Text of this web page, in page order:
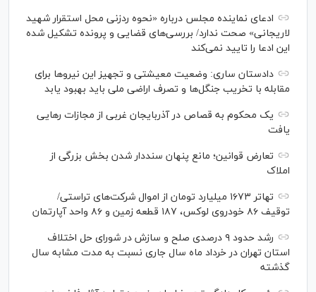
ادعای نماینده مجلس درباره «نحوه ردزنی محل استقرار شهید
لاریجانی» صحت ندارد/ بررسی‌های قضایی و پرونده تشکیل شده
این ادعا را تایید نمی‌کند
دادستان ساری: وضعیت معیشتی و تجهیز این نیرو‌ها برای
مقابله با تخریب جنگل‌ها و تصرف اراضی ملی باید بهبود یابد
یک محکوم به قصاص در آذربایجان‌ غربی از مجازات رهایی
یافت
تعارض قوانین؛ مانع پنهان سنددار شدن بخش بزرگی از
املاک
تهاتر ۱۶۷۳ میلیارد تومان از اموال شرکت‌های تراستی/
توقیف ۸۶ خودروی لوکس، ۱۸۷ قطعه زمین و ۸۶ واحد آپارتمان
رشد حدود ۹ درصدی صلح و سازش در شورای حل اختلاف
استان تهران در خرداد ماه سال جاری نسبت به مدت مشابه سال
گذشته